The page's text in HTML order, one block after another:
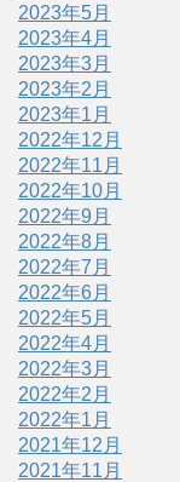
2023年5月
2023年4月
2023年3月
2023年2月
2023年1月
2022年12月
2022年11月
2022年10月
2022年9月
2022年8月
2022年7月
2022年6月
2022年5月
2022年4月
2022年3月
2022年2月
2022年1月
2021年12月
2021年11月